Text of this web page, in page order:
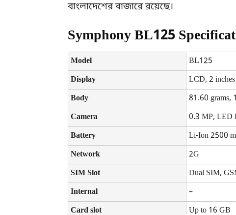
বাংলাদেশের বাজারে রয়েছে।
Symphony BL125
Model
BL125
Display
LCD, 2
Body
81.60 grams,
Camera
0.3 MP, LED
Battery
Li-Ion 2500
Network
2G
SIM Slot
Dual SIM,
Internal
–
Card slot
Up to 16 GB